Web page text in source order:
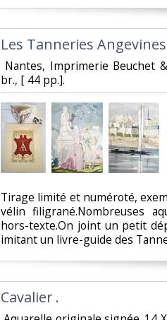
‎Les Tanneries
Nantes, Imprimerie Beuchet
br., [ 44 pp.]. ‎
‎Tirage limité et numéroté,
vélin filigrané.Nombreuses
hors-texte.On joint un petit
imitant un livre-guide des
‎Cavalier .‎